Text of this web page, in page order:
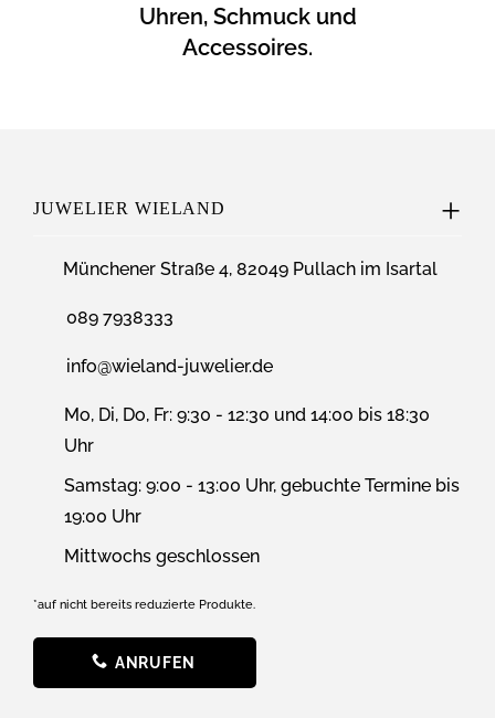
Uhren, Schmuck und
Accessoires.
JUWELIER WIELAND
Münchener Straße 4, 82049 Pullach im Isartal
089 7938333
info@wieland-juwelier.de
Mo, Di, Do, Fr: 9:30 - 12:30 und 14:00 bis 18:30
Uhr
Samstag: 9:00 - 13:00 Uhr, gebuchte Termine bis
19:00 Uhr
Mittwochs geschlossen
*auf nicht bereits reduzierte Produkte.
ANRUFEN